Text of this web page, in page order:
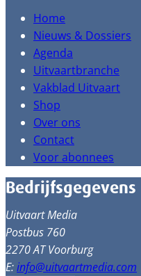
Home
Nieuws & Dossiers
Agenda
Uitvaartbranche
Vakblad Uitvaart
Shop
Over ons
Contact
Voor abonnees
Bedrijfsgegevens
Uitvaart Media
Postbus 760
2270 AT Voorburg
E:info@uitvaartmedia.com